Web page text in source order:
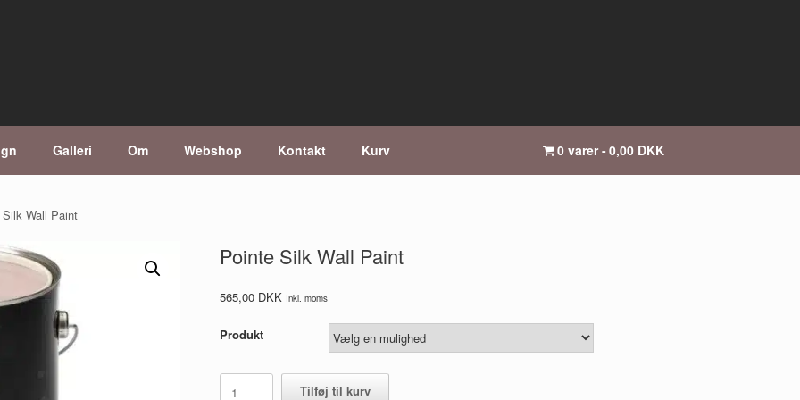
Galleri Om Webshop Kontakt Kurv 0 varer 0,00 DKK
Wall Paint
Pointe Silk Wall Paint
565,00 DKK Inkl. moms
Produkt
Pointe
Tilføj til kurv